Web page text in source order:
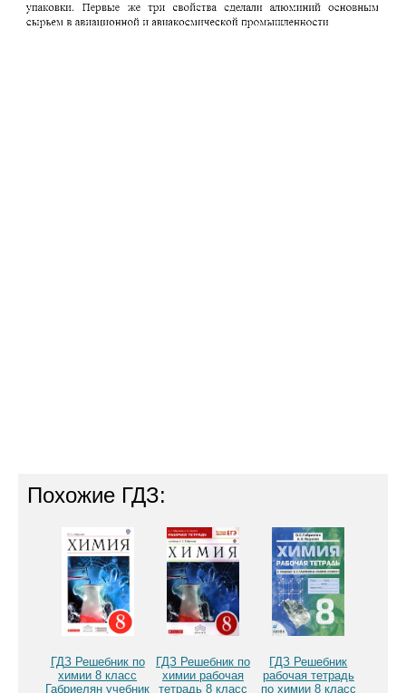
Похожие ГДЗ:
ГДЗ Решебник по
химии 8 класс
Габриелян учебник
ГДЗ Решебник по
химии рабочая
тетрадь 8 класс
ГДЗ Решебник
рабочая тетрадь
по химии 8 класс